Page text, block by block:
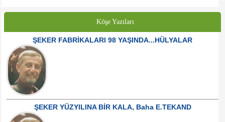
Köşe Yazıları
ŞEKER FABRİKALARI 98 YAŞINDA...HÜLYALAR
ŞEKER YÜZYILINA BİR KALA, Baha E.TEKAND